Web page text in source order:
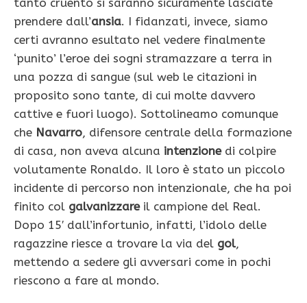
tanto cruento si saranno sicuramente lasciate
prendere dall’ansia. I fidanzati, invece, siamo
certi avranno esultato nel vedere finalmente
‘punito’ l’eroe dei sogni stramazzare a terra in
una pozza di sangue (sul web le citazioni in
proposito sono tante, di cui molte davvero
cattive e fuori luogo). Sottolineamo comunque
che Navarro, difensore centrale della formazione
di casa, non aveva alcuna intenzionedi colpire
volutamente Ronaldo. Il loro è stato un piccolo
incidente di percorso non intenzionale, che ha poi
finito col galvanizzareil campione del Real.
Dopo 15′ dall’infortunio, infatti, l’idolo delle
ragazzine riesce a trovare la via del gol,
mettendo a sedere gli avversari come in pochi
riescono a fare al mondo.